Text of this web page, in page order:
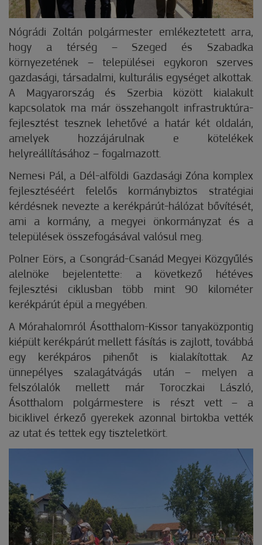
Nógrádi Zoltán polgármester emlékeztetett arra,
hogy a térség – Szeged és Szabadka
környezetének – települései egykoron szerves
gazdasági, társadalmi, kulturális egységet alkottak.
A Magyarország és Szerbia között kialakult
kapcsolatok ma már összehangolt infrastruktúra-
fejlesztést tesznek lehetővé a határ két oldalán,
amelyek hozzájárulnak e kötelékek
helyreállításához – fogalmazott.
Nemesi Pál, a Dél-alföldi Gazdasági Zóna komplex
fejlesztéséért felelős kormánybiztos stratégiai
kérdésnek nevezte a kerékpárút-hálózat bővítését,
ami a kormány, a megyei önkormányzat és a
települések összefogásával valósul meg.
Polner Eörs, a Csongrád-Csanád Megyei Közgyűlés
alelnöke bejelentette: a következő hétéves
fejlesztési ciklusban több mint 90 kilométer
kerékpárút épül a megyében.
A Mórahalomról Ásotthalom-Kissor tanyaközpontig
kiépült kerékpárút mellett fásítás is zajlott, továbbá
egy kerékpáros pihenőt is kialakítottak. Az
ünnepélyes szalagátvágás után – melyen a
felszólalók mellett már Toroczkai László,
Ásotthalom polgármestere is részt vett – a
biciklivel érkező gyerekek azonnal birtokba vették
az utat és tettek egy tiszteletkört.